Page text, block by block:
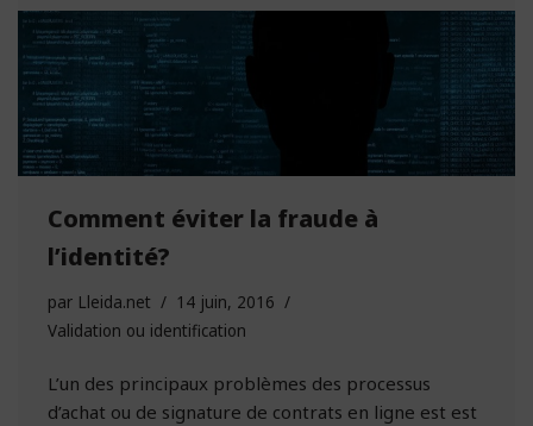
Comment éviter la fraude à
l’identité?
par Lleida.net
14 juin, 2016
Validation ou identification
L’un des principaux problèmes des processus
d’achat ou de signature de contrats en ligne est est